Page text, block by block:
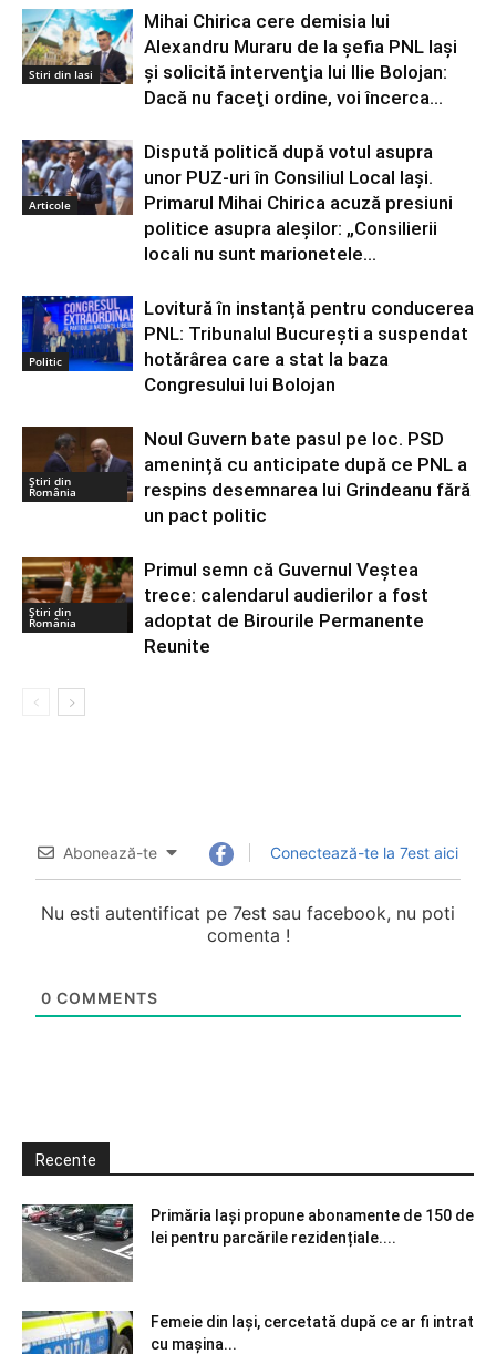
Stiri din Iasi
Mihai Chirica cere demisia lui
Alexandru Muraru de la şefia PNL Iaşi
şi solicită intervenţia lui Ilie Bolojan:
Dacă nu faceţi ordine, voi încerca...
Articole
Dispută politică după votul asupra
unor PUZ-uri în Consiliul Local Iași.
Primarul Mihai Chirica acuză presiuni
politice asupra aleșilor: „Consilierii
locali nu sunt marionetele...
Politic
Lovitură în instanță pentru conducerea
PNL: Tribunalul București a suspendat
hotărârea care a stat la baza
Congresului lui Bolojan
Știri din
România
Noul Guvern bate pasul pe loc. PSD
amenință cu anticipate după ce PNL a
respins desemnarea lui Grindeanu fără
un pact politic
Știri din
România
Primul semn că Guvernul Veștea
trece: calendarul audierilor a fost
adoptat de Birourile Permanente
Reunite
Abonează-te Conectează-te la 7est aici
Nu esti autentificat pe 7est sau facebook, nu poti
comenta !
0 COMMENTS
Recente
Primăria Iași propune abonamente de 150 de
lei pentru parcările rezidențiale....
Femeie din Iași, cercetată după ce ar fi intrat
cu mașina...